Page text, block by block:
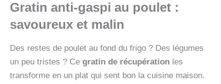
Gratin anti-gaspi au poulet :
savoureux et malin
Des restes de poulet au fond du frigo ? Des légumes
un peu tristes ? Ce gratin de récupération les
transforme en un plat qui sent bon la cuisine maison.